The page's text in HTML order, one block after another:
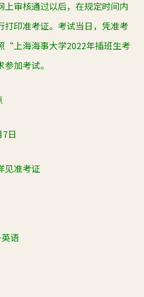
上审核通过以后，在规定时间内
打印准考证。考试当日，凭准考
“上海海事大学2022年插班生考
加考试。
日
见准考证
语